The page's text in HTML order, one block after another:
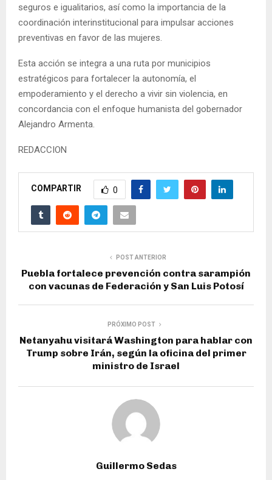
seguros e igualitarios, así como la importancia de la
coordinación interinstitucional para impulsar acciones
preventivas en favor de las mujeres.
Esta acción se integra a una ruta por municipios
estratégicos para fortalecer la autonomía, el
empoderamiento y el derecho a vivir sin violencia, en
concordancia con el enfoque humanista del gobernador
Alejandro Armenta.
REDACCION
COMPARTIR 0
POST ANTERIOR
Puebla fortalece prevención contra sarampión
con vacunas de Federación y San Luis Potosí
PRÓXIMO POST
Netanyahu visitará Washington para hablar con
Trump sobre Irán, según la oficina del primer
ministro de Israel
Guillermo Sedas